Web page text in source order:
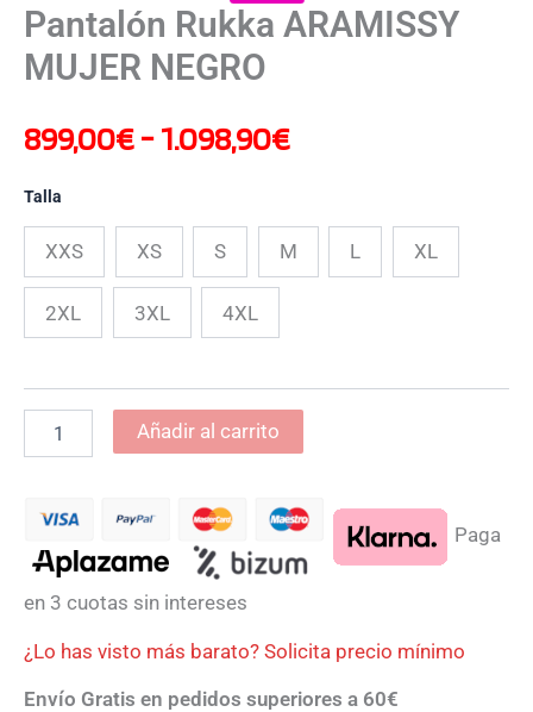
Pantalón Rukka ARAMISSY
MUJER NEGRO
899,00€ -1.098,90€
Talla
XXS XS S M L XL
2XL 3XL 4XL
Añadir al carrito
Paga
en 3 cuotas sin intereses
¿Lo has visto más barato? Solicita precio mínimo
Envío Gratis en pedidos superiores a 60€